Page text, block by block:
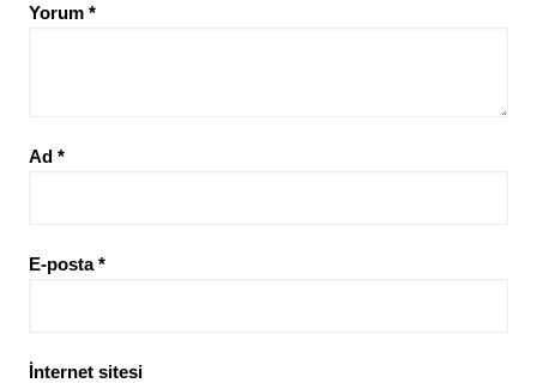
Yorum *
Ad *
E-posta*
İnternet sitesi